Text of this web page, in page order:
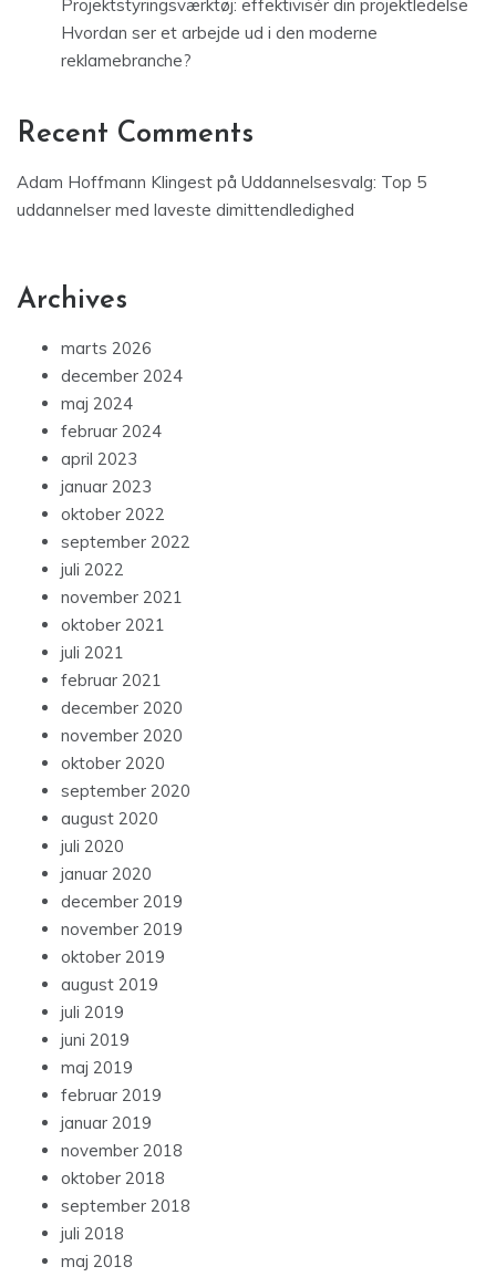
Projektstyringsværktøj: effektivisér din projektledelse
Hvordan ser et arbejde ud i den moderne
reklamebranche?
Recent Comments
Adam Hoffmann Klingest på Uddannelsesvalg: Top 5
uddannelser med laveste dimittendledighed
Archives
marts 2026
december 2024
maj 2024
februar 2024
april 2023
januar 2023
oktober 2022
september 2022
juli 2022
november 2021
oktober 2021
juli 2021
februar 2021
december 2020
november 2020
oktober 2020
september 2020
august 2020
juli 2020
januar 2020
december 2019
november 2019
oktober 2019
august 2019
juli 2019
juni 2019
maj 2019
februar 2019
januar 2019
november 2018
oktober 2018
september 2018
juli 2018
maj 2018